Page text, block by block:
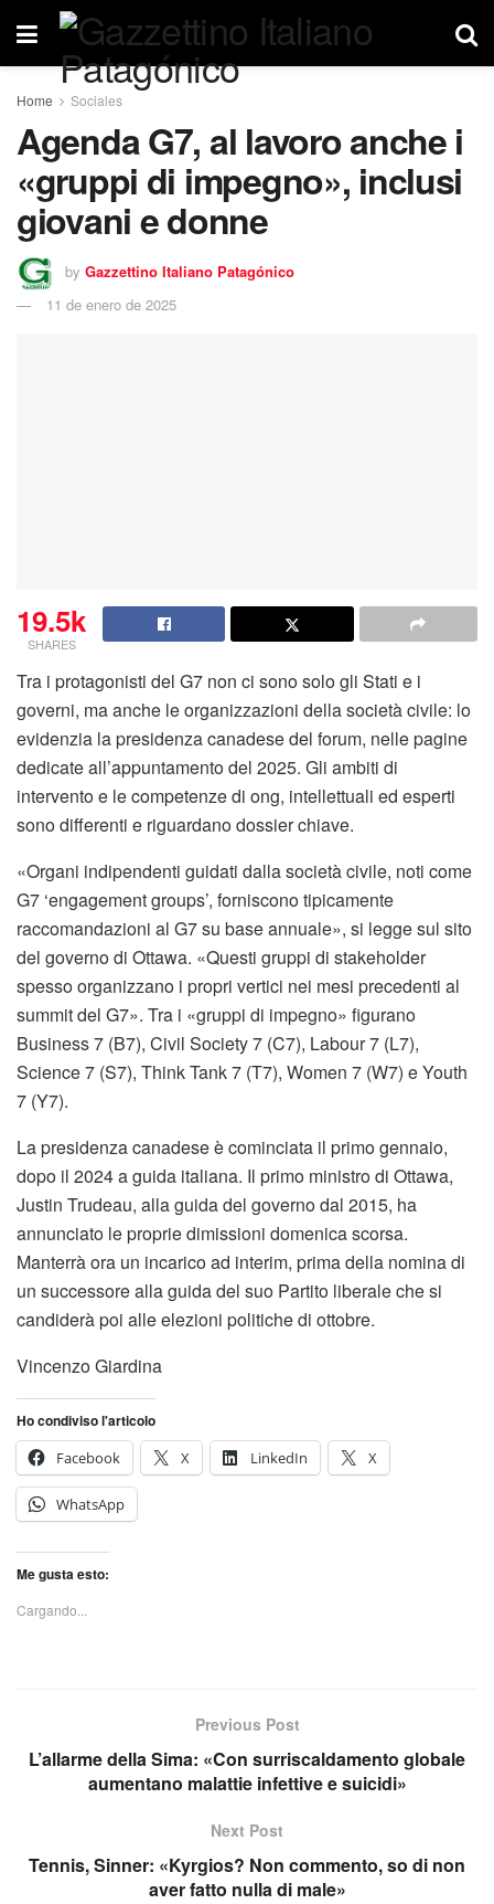
Home Sociales
Agenda G7, al lavoro anche i
«gruppi di impegno», inclusi
giovani e donne
by Gazzettino Italiano Patagónico
11 de enero de 2025
19.5k
SHARES
Tra i protagonisti del G7 non ci sono solo gli Stati e i
governi, ma anche le organizzazioni della società civile: lo
evidenzia la presidenza canadese del forum, nelle pagine
dedicate all’appuntamento del 2025. Gli ambiti di
intervento e le competenze di ong, intellettuali ed esperti
sono differenti e riguardano dossier chiave.
«Organi indipendenti guidati dalla società civile, noti come
G7 ‘engagement groups’, forniscono tipicamente
raccomandazioni al G7 su base annuale», si legge sul sito
del governo di Ottawa. «Questi gruppi di stakeholder
spesso organizzano i propri vertici nei mesi precedenti al
summit del G7». Tra i «gruppi di impegno» figurano
Business 7 (B7), Civil Society 7 (C7), Labour 7 (L7),
Science 7 (S7), Think Tank 7 (T7), Women 7 (W7) e Youth
7 (Y7).
La presidenza canadese è cominciata il primo gennaio,
dopo il 2024 a guida italiana. Il primo ministro di Ottawa,
Justin Trudeau, alla guida del governo dal 2015, ha
annunciato le proprie dimissioni domenica scorsa.
Manterrà ora un incarico ad interim, prima della nomina di
un successore alla guida del suo Partito liberale che si
candiderà poi alle elezioni politiche di ottobre.
Vincenzo Giardina
Ho condiviso l'articolo
Facebook
X LinkedIn X
WhatsApp
Me gusta esto:
Cargando...
Previous Post
L’allarme della Sima: «Con surriscaldamento globale
aumentano malattie infettive e suicidi»
Next Post
Tennis, Sinner: «Kyrgios? Non commento, so di non
aver fatto nulla di male»